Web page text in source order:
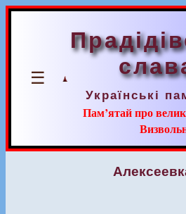
☰
Українські
Пам’ятай про